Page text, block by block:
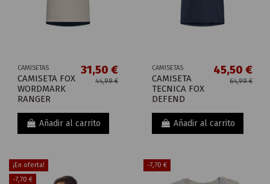
CAMISETAS
CAMISETA FOX
WORDMARK
RANGER
31,50 €
44,99 €
Añadir al carrito
CAMISETAS
CAMISETA
TECNICA FOX
DEFEND
45,50 €
64,99 €
Añadir al carrito
¡En oferta!
-7,70 €
-7,70 €